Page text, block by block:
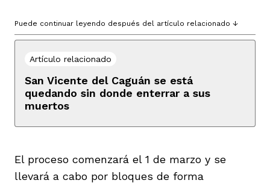
Puede continuar leyendo después del artículo relacionado ↓
Artículo relacionado
San Vicente del Caguán se está
quedando sin donde enterrar a sus
muertos
El proceso comenzará el 1 de marzo y se
llevará a cabo por bloques de forma